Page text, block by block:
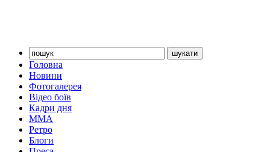
Головна
Новини
Фотогалерея
Відео боїв
Кадри дня
ММА
Ретро
Блоги